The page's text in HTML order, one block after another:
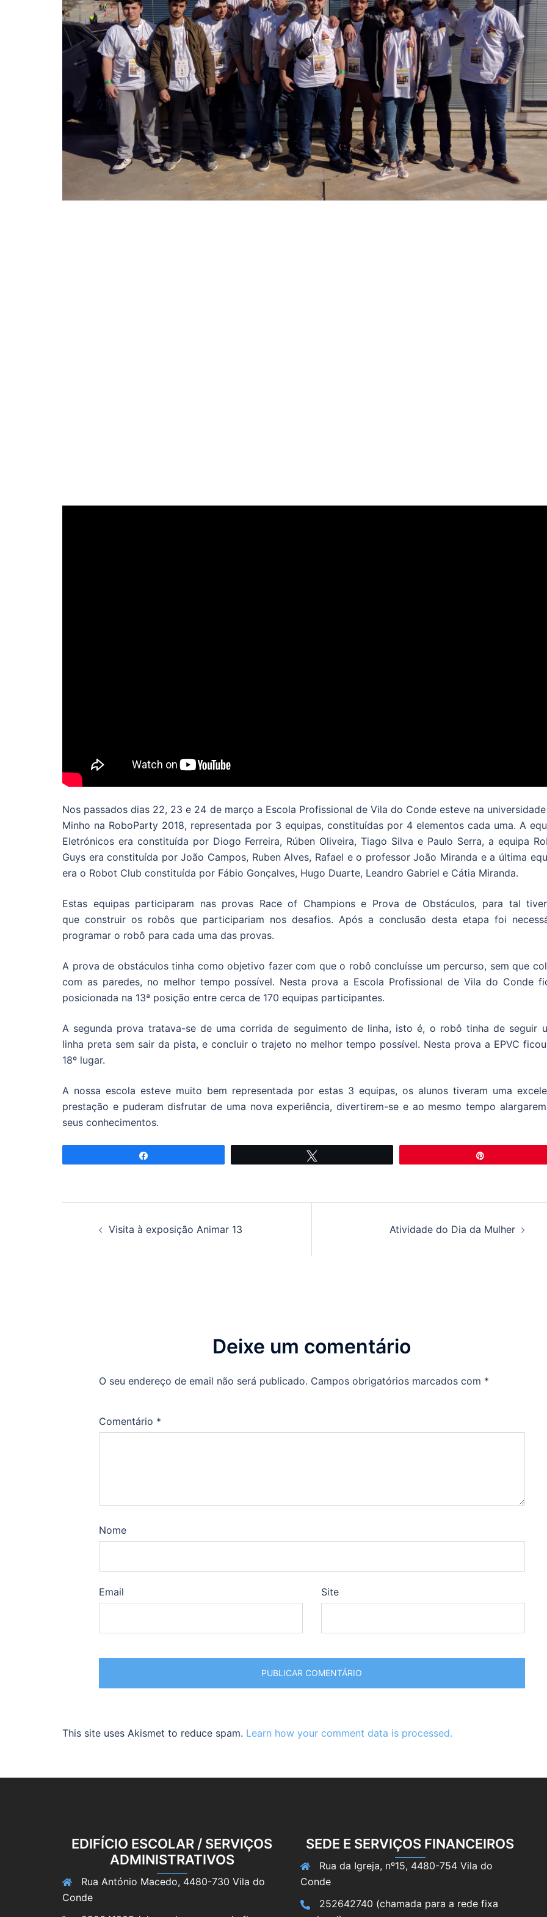
Nos passados dias 22, 23 e 24 de março a Escola Profissional de Vila do Conde esteve na
Minho na RoboParty 2018, representada por 3 equipas, constituídas por 4 elementos cada uma. A
Eletrónicos era constituída por Diogo Ferreira, Rúben Oliveira, Tiago Silva e Paulo Serra, a equipa
Guys era constituída por João Campos, Ruben Alves, Rafael e o professor João Miranda e a última
era o Robot Club constituída por Fábio Gonçalves, Hugo Duarte, Leandro Gabriel e Cátia Miranda.
Estas equipas participaram nas provas Race of Champions e Prova de Obstáculos, para tal
que construir os robôs que participariam nos desafios. Após a conclusão desta etapa foi
programar o robô para cada uma das provas.
A prova de obstáculos tinha como objetivo fazer com que o robô concluísse um percurso, sem que
com as paredes, no melhor tempo possível. Nesta prova a Escola Profissional de Vila do Conde
posicionada na 13ª posição entre cerca de 170 equipas participantes.
A segunda prova tratava-se de uma corrida de seguimento de linha, isto é, o robô tinha de seguir
linha preta sem sair da pista, e concluir o trajeto no melhor tempo possível. Nesta prova a EPVC
18º lugar.
A nossa escola esteve muito bem representada por estas 3 equipas, os alunos tiveram uma
prestação e puderam disfrutar de uma nova experiência, divertirem-se e ao mesmo tempo
seus conhecimentos.
Visita à exposição Animar 13 Atividade do Dia da Mulher
Deixe um comentário
O seu endereço de email não será publicado. Campos obrigatórios marcados com *
Comentário *
Nome
Email Site
This site uses Akismet to reduce spam. Learn how your comment data is processed.
EDIFÍCIO ESCOLAR / SERVIÇOS
ADMINISTRATIVOS
Rua António Macedo, 4480-730 Vila do
Conde
SEDE E SERVIÇOS FINANCEIROS
Rua da Igreja, nº15, 4480-754 Vila do
Conde
252642740 (chamada para a rede fixa